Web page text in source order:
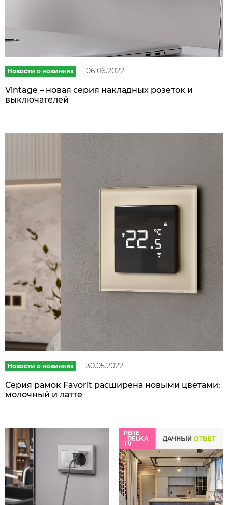
Новости о новинках 06.06.2022
Vintage – новая серия накладных розеток и
выключателей
Новости о новинках 30.05.2022
Серия рамок Favorit расширена новыми цветами:
молочный и латте